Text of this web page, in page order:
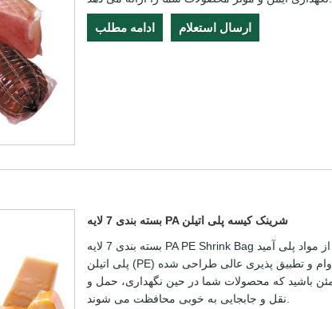
ادامه مطلب ارسال استعلام
بسته بندی 7 لایه PA شرینک کیسه پلی اتیلن
بسته بندی 7 لایه PA PE Shrink Bag ما از ترکیبی با کیفیت بالا و 7 لایه از مواد پلی آمید (PA) و
پلی اتیلن (PE) ساخته شده است که برای محافظت، دوام و تطبیق پذیری عالی طراحی شده
باشید که محصولات شما در حین نگهداری، حمل و